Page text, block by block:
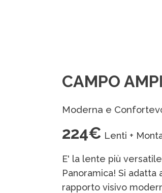
CAMPO
Moderna e
224€ Lenti +
E' la lente più
Panoramica! Si
rapporto visivo